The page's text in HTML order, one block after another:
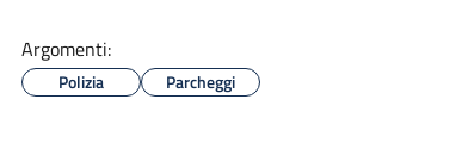
Argomenti:
Polizia Parcheggi